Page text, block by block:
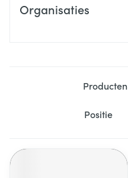
Organisaties
Producten
Sorteer op: